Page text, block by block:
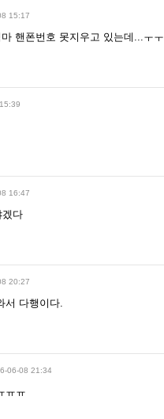
15:17
핸폰번호 못지우고 있는데...ㅜㅜ
16:47
겠다
20:27
서 다행이다.
06-08 21:34
ㅠㅠ